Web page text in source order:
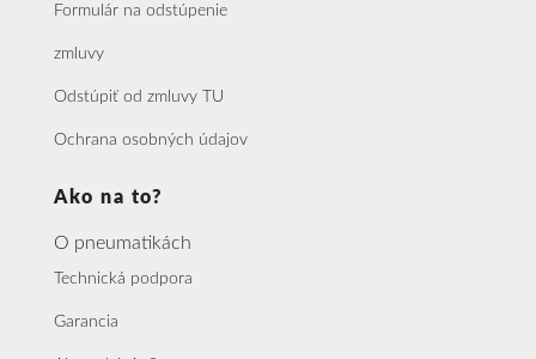
Formulár na odstúpenie
zmluvy
Odstúpiť od zmluvy TU
Ochrana osobných údajov
Ako na to?
O pneumatikách
Technická podpora
Garancia